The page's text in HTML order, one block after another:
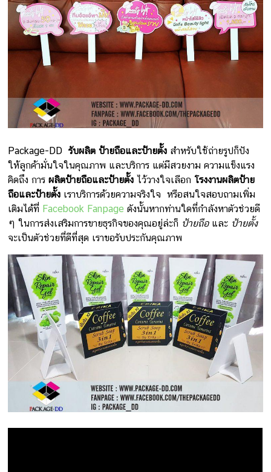
Package-DDรับผลิต ป้ายถือและป้ายตั้ง สำหรับใช้ถ่ายรูปก็ปัง
ให้ลูกค้ามั่นใจในคุณภาพ และบริการ แต่มีสวยงาม ความแข็งแรง
คิดถึง การผลิตป้ายถือและป้ายตั้ง ไว้วางใจเลือกโรงงานผลิตป้าย
ถือและป้ายตั้ง เราบริการด้วยความจริงใจ หรือสนใจสอบถามเพิ่ม
เติมได้ที่ Facebook Fanpage ดังนั้นหากท่านใดที่กำลังหาตัวช่วยดี
ๆ ในการส่งเสริมการขายธุรกิจของคุณอยู่ล่ะก็ ป้ายถือและ ป้ายตั้ง
จะเป็นตัวช่วยที่ดีที่สุด เราขอรับประกันคุณภาพ